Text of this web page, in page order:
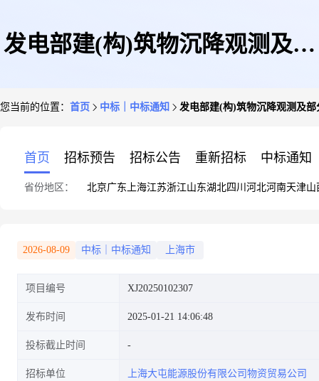
发电部建(构)筑物沉降观测及部
您当前的位置： 首页 中标｜中标通知 发电部建(构)筑物沉降观测及
首页 招标预告 招标公告 重新招标 中标通知
省份地区： 北京广东 上海江苏浙江山东湖北四川 河北河南天津山
2026-08-09 中标｜中标通知 上海市
项目编号 XJ20250102307
发布时间 2025-01-21 14:06:48
投标截止时间
招标单位 上海大屯能源股份有限公司物资贸易公司